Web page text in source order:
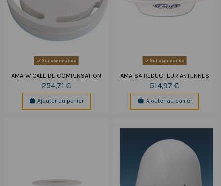
Sur commande
AMA-W CALE DE COMPENSATION
254,71 €
Ajouter au panier
Sur commande
AMA-S4 REDUCTEUR ANTENNES
514,97 €
Ajouter au panier